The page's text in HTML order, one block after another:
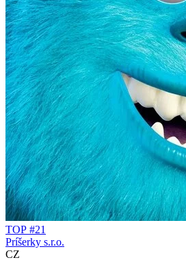
TOP #21
Príšerky s.r.o.
CZ